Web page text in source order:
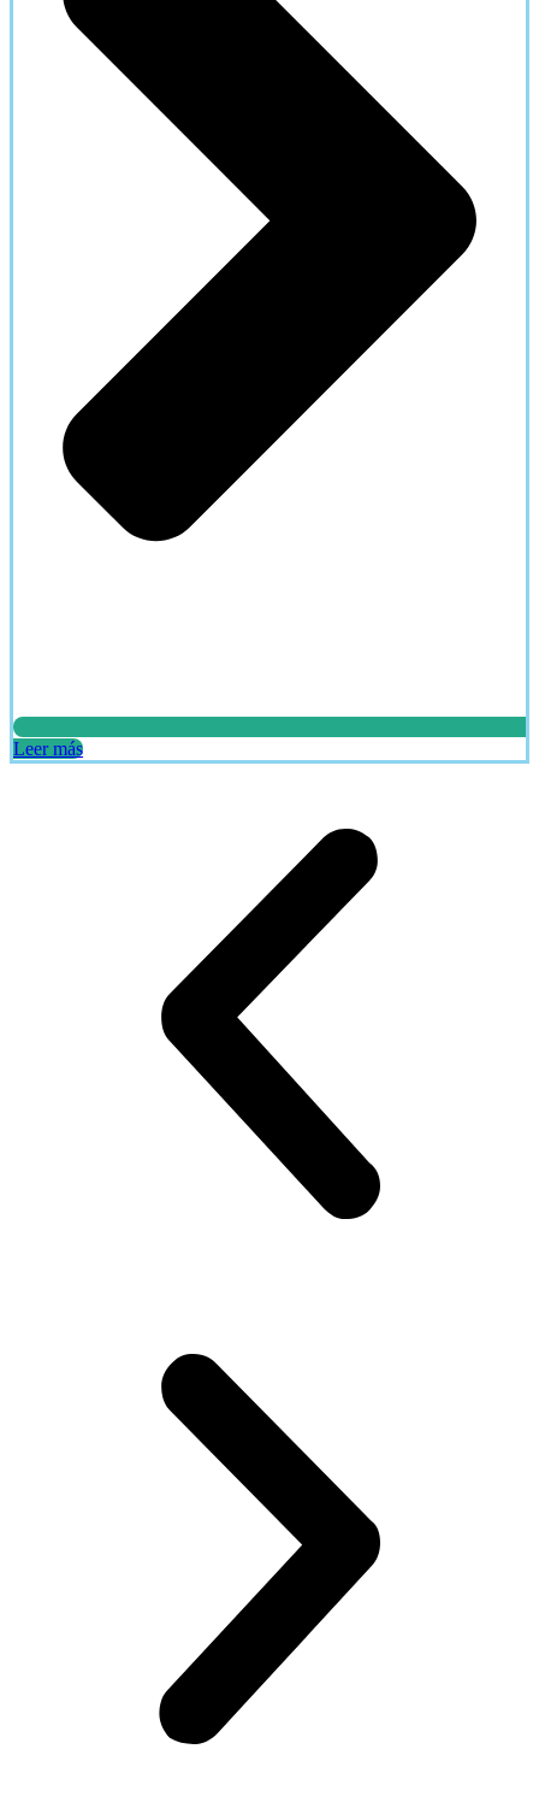
Leer más